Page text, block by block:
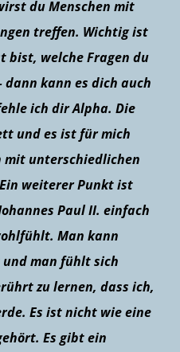
du Menschen mit
treffen. Wichtig ist
bist, welche Fragen du
kann es dich auch
ich dir Alpha. Die
und es ist für mich
mit unterschiedlichen
weiterer Punkt ist
Paul II. einfach
Man kann
man fühlt sich
zu lernen, dass ich,
Es ist nicht wie eine
Es gibt ein